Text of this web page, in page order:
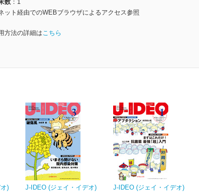
数
1
ット経由でのWEBブラウザによるアクセス参照
方法の詳細はこちら
)
J-IDEO (ジェイ・イデオ)
J-IDEO (ジェイ・イデオ)